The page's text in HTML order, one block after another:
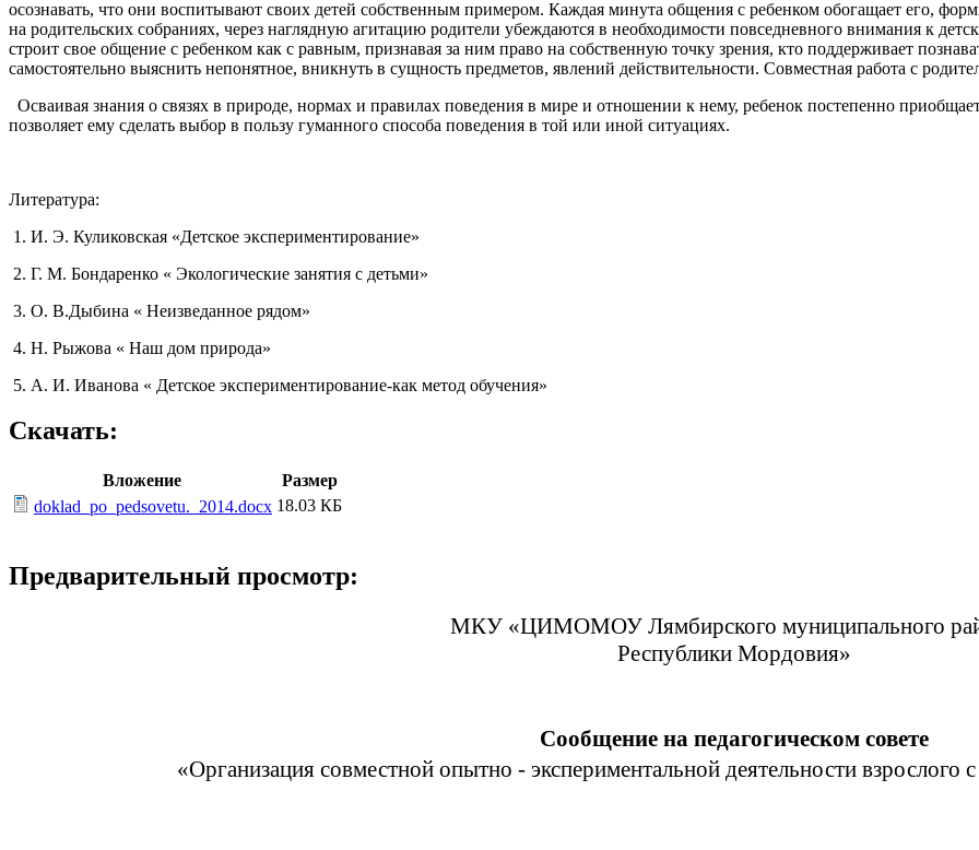
осознавать, что они воспитывают своих детей собственным примером. Каждая минута общения с ребенком обогащает его,
на родительских собраниях, через наглядную агитацию родители убеждаются в необходимости повседневного внимания к
строит свое общение с ребенком как с равным, признавая за ним право на собственную точку зрения, кто поддерживает
самостоятельно выяснить непонятное, вникнуть в сущность предметов, явлений действительности. Совместная работа с
Осваивая знания о связях в природе, нормах и правилах поведения в мире и отношении к нему, ребенок постепенно
позволяет ему сделать выбор в пользу гуманного способа поведения в той или иной ситуациях.
Литература:
1. И. Э. Куликовская «Детское экспериментирование»
2. Г. М. Бондаренко « Экологические занятия с детьми»
3. О. В.Дыбина « Неизведанное рядом»
4. Н. Рыжова « Наш дом природа»
5. А. И. Иванова « Детское экспериментирование-как метод обучения»
Скачать:
Вложение
Размер
doklad_po_pedsovetu._2014.docx 18.03 КБ
Предварительный просмотр:
МКУ «ЦИМОМОУ Лямбирского муниципального
Республики Мордовия»
Сообщение на педагогическом совете
«Организация совместной опытно - экспериментальной деятельности взрослого